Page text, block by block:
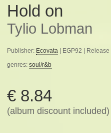
Hold on
Tylio Lobman
Publisher: Ecovata | EGP92 |
genres: soul/r&b
€ 8.84
(album discount included)